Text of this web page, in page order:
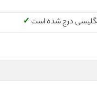
درج شده است ✓